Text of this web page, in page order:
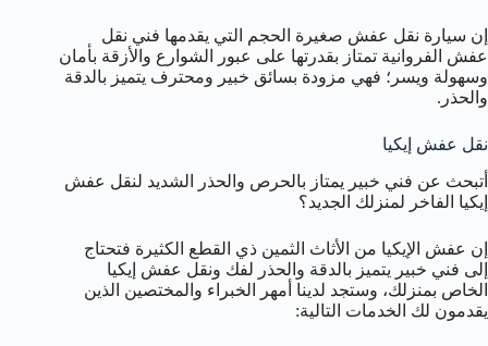
إن سيارة نقل عفش صغيرة الحجم التي يقدمها فني نقل
عفش الفروانية تمتاز بقدرتها على عبور الشوارع والأزقة بأمان
وسهولة ويسر؛ فهي مزودة بسائق خبير ومحترف يتميز بالدقة
والحذر.
نقل عفش إيكيا
أتبحث عن فني خبير يمتاز بالحرص والحذر الشديد لنقل عفش
إيكيا الفاخر لمنزلك الجديد؟
إن عفش الإيكيا من الأثاث الثمين ذي القطع الكثيرة فتحتاج
إلى فني خبير يتميز بالدقة والحذر لفك ونقل عفش إيكيا
الخاص بمنزلك، وستجد لدينا أمهر الخبراء والمختصين الذين
يقدمون لك الخدمات التالية: